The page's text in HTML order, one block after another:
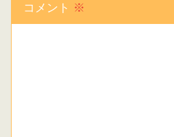
コメント ※